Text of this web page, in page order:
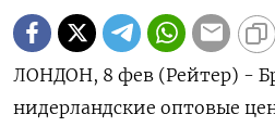
ЛОНДОН, 8 фев (Рейтер) -
нидерландские оптовые